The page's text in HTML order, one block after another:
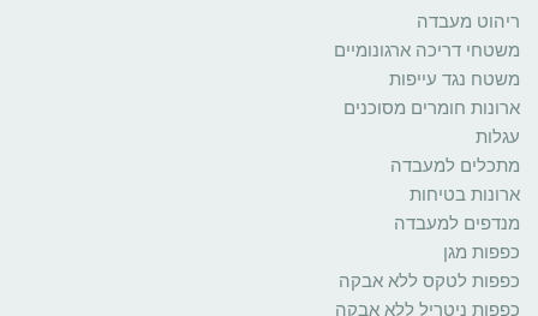
ריהוט מעבדה
משטחי דריכה ארגונומיים
משטח נגד עייפות
ארונות חומרים מסוכנים
עגלות
מתכלים למעבדה
ארונות בטיחות
מנדפים למעבדה
כפפות מגן
כפפות לטקס ללא אבקה
כפפות ניטריל ללא אבקה